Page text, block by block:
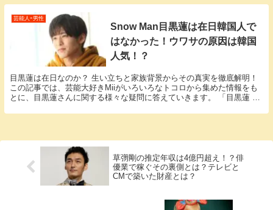
芸能人ｰ男性
Snow Man目黒蓮は在日韓国人で
はなかった！ウワサの原因は韓国
人気！？
目黒蓮は在日なのか？ 生い立ちと家族背景からその真実を徹底解明！
この記事では、芸能大好きMiiがいろいろなトコロから集めた情報をも
とに、目黒蓮さんに関する様々な疑問に答えていきます。 「目黒蓮 在
草彅剛の推定年収は4億円超え！？俳
優業で稼ぐその裏側とは？テレビと
CMで築いた財産とは？